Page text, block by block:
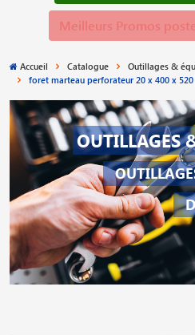
Meilleurs Promos
Accueil Catalogue Outillages &
foret marteau perforateur 20 x 400 x 520
OUTILLAGES